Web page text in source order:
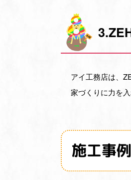
アイ工務店は、
家づくりに力を入
施工事例